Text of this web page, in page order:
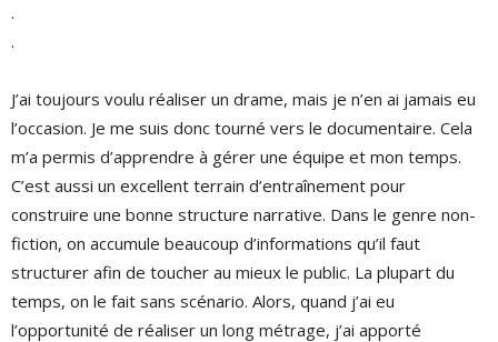
.
.
J’ai toujours voulu réaliser un drame, mais je n’en ai jamais eu
l’occasion. Je me suis donc tourné vers le documentaire. Cela
m’a permis d’apprendre à gérer une équipe et mon temps.
C’est aussi un excellent terrain d’entraînement pour
construire une bonne structure narrative. Dans le genre non-
fiction, on accumule beaucoup d’informations qu’il faut
structurer afin de toucher au mieux le public. La plupart du
temps, on le fait sans scénario. Alors, quand j’ai eu
l’opportunité de réaliser un long métrage, j’ai apporté